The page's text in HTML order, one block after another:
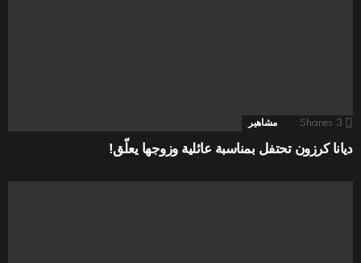
3
Shares مشاهير
ديانا كرزون تحتفل بمناسبة عائلية وزوجها يعلّق!